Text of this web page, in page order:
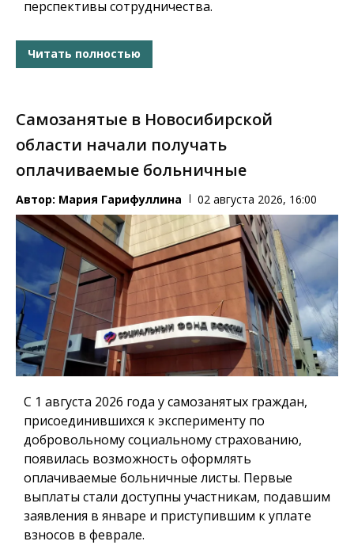
перспективы сотрудничества.
Читать полностью
Самозанятые в Новосибирской
области начали получать
оплачиваемые больничные
Автор: Мария Гарифуллина 02 августа 2026, 16:00
С 1 августа 2026 года у самозанятых граждан,
присоединившихся к эксперименту по
добровольному социальному страхованию,
появилась возможность оформлять
оплачиваемые больничные листы. Первые
выплаты стали доступны участникам, подавшим
заявления в январе и приступившим к уплате
взносов в феврале.